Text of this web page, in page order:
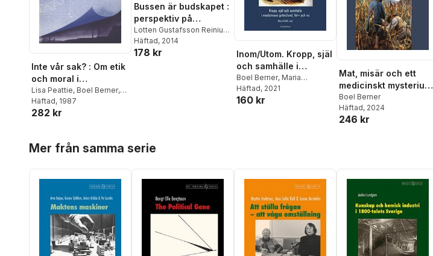
Inte vår sak? : Om etik
och moral i
ingenjörskonsten
Lisa Peattie, Boel Berner,
Per Olof Bolding
Rotblat,Gustaf Wingren
Häftad, 1987
282 kr
Bussen är budskapet :
perspektiv på
mobilitet, materialitet
och modernitet
Lotten Gustafsson Reinius ,
Ylva Habel,Solveig Jülich
Ulrika Torell
Häftad, 2014
178 kr
Inom/Utom. Kropp, själ
och samhälle i
medicinens gränsland
förr och nu
Boel Berner, Maria
Björkman,Maja
Bondestam
Häftad, 2021
160 kr
Mat, misär och ett
medicinskt mysterium :
historien om pellagra
Boel Berner
Häftad, 2024
246 kr
Mer från samma serie